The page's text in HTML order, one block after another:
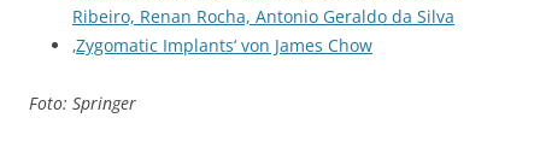
Ribeiro, Renan Rocha, Antonio Geraldo da Silva
‚Zygomatic Implants‘ von James Chow
Foto: Springer